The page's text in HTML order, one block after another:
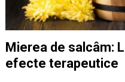
Mierea de salcâm:
efecte terapeutice